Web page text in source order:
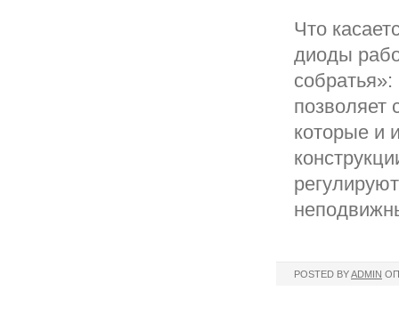
Что
диоды
позволяет
которые и
POSTED BYADMIN